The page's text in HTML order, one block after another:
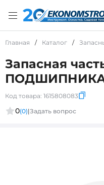
Главная / Каталог /
Запасная
Код товара: 1615808083
0(0)|Задать вопрос